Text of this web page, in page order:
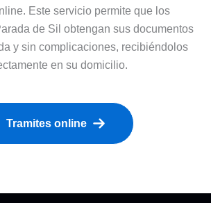
Este servicio permite que los
de Sil obtengan sus documentos
y sin complicaciones, recibiéndolos
en su domicilio.
Tramites online